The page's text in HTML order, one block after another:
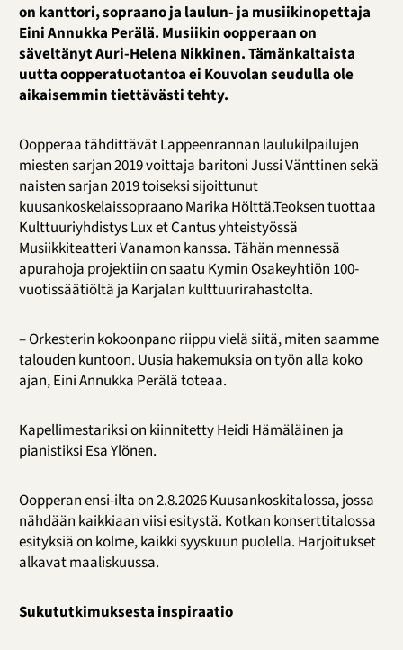
on kanttori, sopraano ja laulun- ja musiikinopettaja
Eini Annukka Perälä. Musiikin oopperaan on
säveltänyt Auri-Helena Nikkinen. Tämänkaltaista
uutta oopperatuotantoa ei Kouvolan seudulla ole
aikaisemmin tiettävästi tehty.
Oopperaa tähdittävät Lappeenrannan laulukilpailujen
miesten sarjan 2019 voittaja baritoni Jussi Vänttinen sekä
naisten sarjan 2019 toiseksi sijoittunut
kuusankoskelaissopraano Marika Hölttä.Teoksen tuottaa
Kulttuuriyhdistys Lux et Cantus yhteistyössä
Musiikkiteatteri Vanamon kanssa. Tähän mennessä
apurahoja projektiin on saatu Kymin Osakeyhtiön 100-
vuotissäätiöltä ja Karjalan kulttuurirahastolta.
– Orkesterin kokoonpano riippu vielä siitä, miten saamme
talouden kuntoon. Uusia hakemuksia on työn alla koko
ajan, Eini Annukka Perälä toteaa.
Kapellimestariksi on kiinnitetty Heidi Hämäläinen ja
pianistiksi Esa Ylönen.
Oopperan ensi-ilta on 2.8.2026 Kuusankoskitalossa, jossa
nähdään kaikkiaan viisi esitystä. Kotkan konserttitalossa
esityksiä on kolme, kaikki syyskuun puolella. Harjoitukset
alkavat maaliskuussa.
Sukututkimuksesta inspiraatio